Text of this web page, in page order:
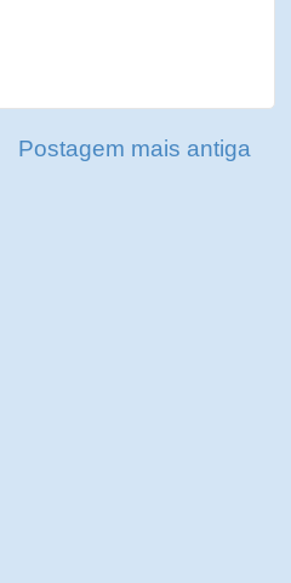
Postagem mais antiga